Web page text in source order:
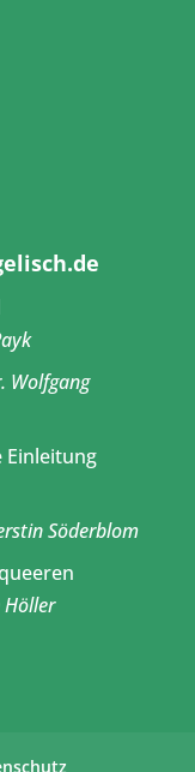
Wolfgang
Einleitung
Söderblom
Höller